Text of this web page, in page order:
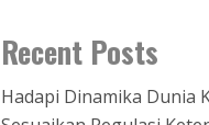
Recent Posts
Hadapi Dinamika Dunia